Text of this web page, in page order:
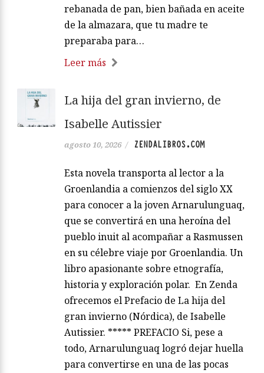
rebanada de pan, bien bañada en aceite
de la almazara, que tu madre te
preparaba para…
Leer más
La hija del gran invierno, de
Isabelle Autissier
agosto 10, 2026 / ZENDALIBROS.COM
Esta novela transporta al lector a la
Groenlandia a comienzos del siglo XX
para conocer a la joven Arnarulunguaq,
que se convertirá en una heroína del
pueblo inuit al acompañar a Rasmussen
en su célebre viaje por Groenlandia. Un
libro apasionante sobre etnografía,
historia y exploración polar. En Zenda
ofrecemos el Prefacio de La hija del
gran invierno (Nórdica), de Isabelle
Autissier. ***** PREFACIO Si, pese a
todo, Arnarulunguaq logró dejar huella
para convertirse en una de las pocas